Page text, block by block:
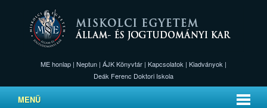
ME honlap | Neptun | ÁJK Könyvtár | Kapcsolatok | Kiadványok |
Deák Ferenc Doktori Iskola
MENÜ